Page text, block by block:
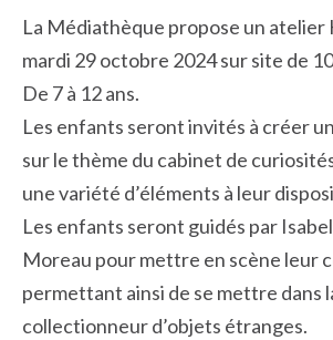
La Médiathèque propose un atelier
mardi 29 octobre 2024 sur site de
De 7 à 12 ans.
Les enfants seront invités à créer
sur le thème du cabinet de
une variété d’éléments à leur
Les enfants seront guidés par
Moreau pour mettre en scène leur
permettant ainsi de se mettre dans
collectionneur d’objets étranges.